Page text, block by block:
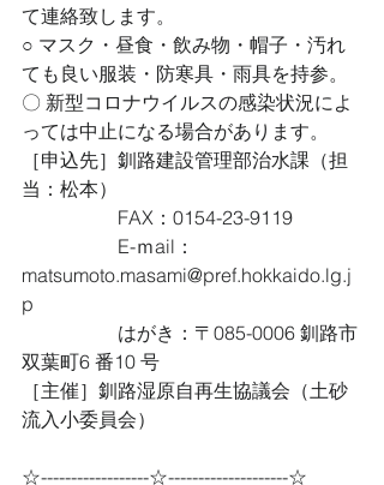
て連絡致します。
○ マスク・昼食・飲み物・帽子・汚れ
ても良い服装・防寒具・雨具を持参。
〇 新型コロナウイルスの感染状況によ
っては中止になる場合があります。
［申込先］釧路建設管理部治水課（担
当：松本）
FAX：0154-23-9119
E-ｍail：
matsumoto.masami@pref.hokkaido.lg.j
p
はがき：〒085-0006 釧路市
双葉町6 番10 号
［主催］釧路湿原自再生協議会（土砂
流入小委員会）
☆------------------☆--------------------☆